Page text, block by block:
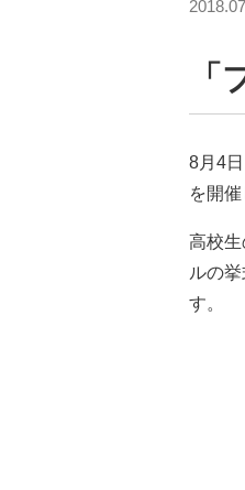
8月4
を開
高校
ルの
す。